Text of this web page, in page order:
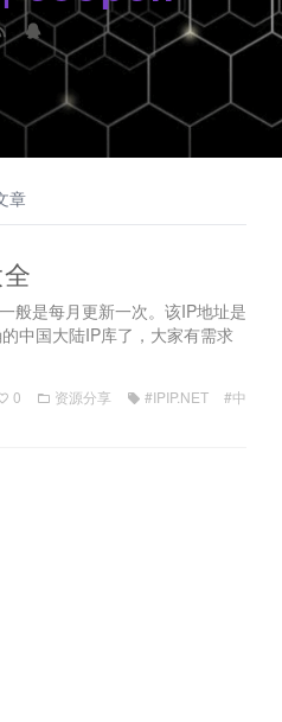
章
般是每月更新一次。该IP地址是
中国大陆IP库了，大家有需求
0 资源分享 #IPIP.NET
#中